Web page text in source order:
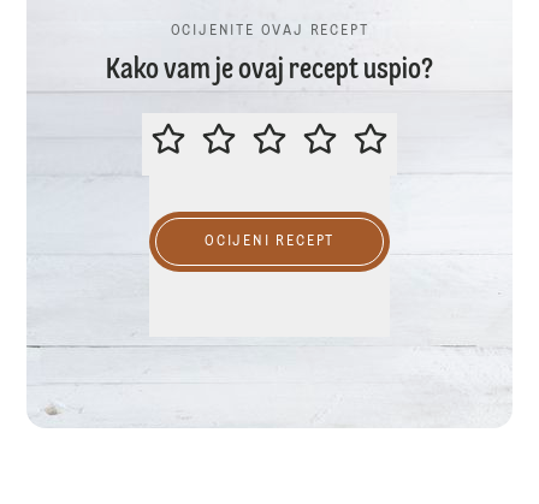
OCIJENITE OVAJ RECEPT
Kako vam je ovaj recept uspio?
OCIJENITE OVAJ RECEPT
OCIJENI RECEPT